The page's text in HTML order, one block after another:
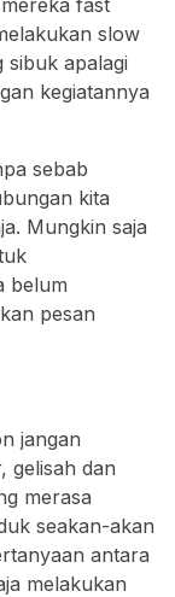
slow
sibuk apalagi
kegiatannya
sebab
kita
Mungkin saja
belum
pesan
jangan
gelisah dan
merasa
seakan-akan
antara
melakukan